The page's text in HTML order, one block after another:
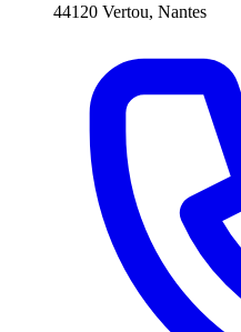
44120 Vertou, Nantes